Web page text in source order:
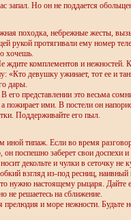
запал. Но он не поддается
походка, небрежные жесты,
рукой протягивали ему номер
хочешь.
ждите комплементов и нежностей.
«Кто девушку ужинает, тот ее и
дары.
В его представлении это весьма
пожирает ими. В постели он
Поддерживайте его пыл.
иной типаж. Если во время
он поспешно заберет свои доспехи и
декольте и чулки в сеточку не
взгляд из-под ресниц, наивный
нужно настоящему рыцаря.
не решаетесь на сближение.
прелюдия и море нежности. Будьте